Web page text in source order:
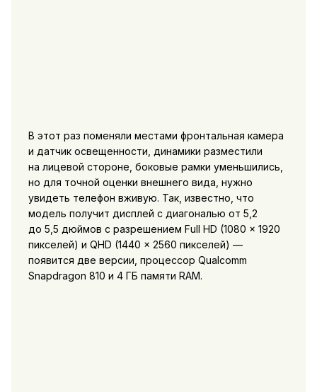
В этот раз поменяли местами фронтальная камера
и датчик освещенности, динамики разместили
на лицевой стороне, боковые рамки уменьшились,
но для точной оценки внешнего вида, нужно
увидеть телефон вживую. Так, известно, что
модель получит дисплей с диагональю от 5,2
до 5,5 дюймов с разрешением Full HD (1080 x 1920
пикселей) и QHD (1440 x 2560 пикселей) —
появится две версии, процессор Qualcomm
Snapdragon 810 и 4 ГБ памяти RAM.